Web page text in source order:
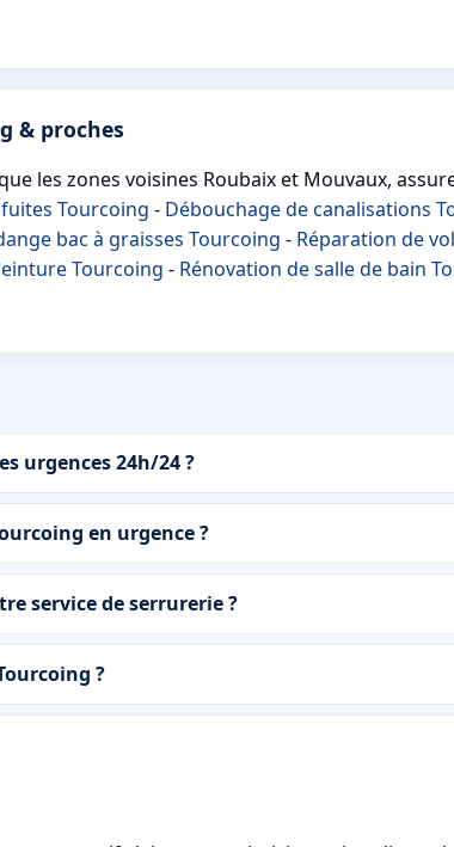
& proches
les zones voisines Roubaix et Mouvaux,
Tourcoing - Débouchage de canalisations
bac à graisses Tourcoing - Réparation de
Tourcoing - Rénovation de salle de bain
urgences 24h/24 ?
en urgence ?
service de serrurerie ?
?